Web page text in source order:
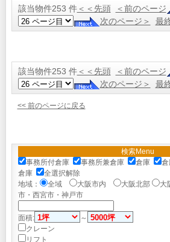
該当物件253 件＜＜先頭
＜前のページ
次のページ＞
最
該当物件253 件＜＜先頭
＜前のページ
次のページ＞
最
<< 前のページに戻る
検索Menu
事務所付倉庫
事務所兼倉庫 倉庫 倉
倉庫
全選択解除
地域：
全域 大阪市内 大阪北部 大
市・西宮市・神戸市
面積:
～
クレーン
リフト